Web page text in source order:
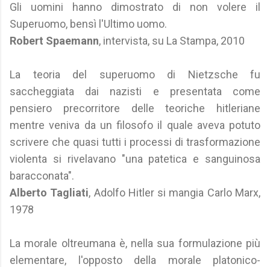
Gli uomini hanno dimostrato di non volere il
Superuomo, bensì l'Ultimo uomo.
Robert Spaemann, intervista, su La Stampa, 2010
La teoria del superuomo di Nietzsche fu
saccheggiata dai nazisti e presentata come
pensiero precorritore delle teoriche hitleriane
mentre veniva da un filosofo il quale aveva potuto
scrivere che quasi tutti i processi di trasformazione
violenta si rivelavano "una patetica e sanguinosa
baracconata".
Alberto Tagliati, Adolfo Hitler si mangia Carlo Marx,
1978
La morale oltreumana è, nella sua formulazione più
elementare, l'opposto della morale platonico-